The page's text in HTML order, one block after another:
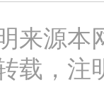
来源本
载，